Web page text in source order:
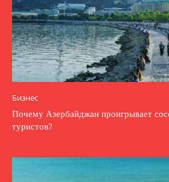
Бизнес
Почему Азербайджан проигрывает
туристов?